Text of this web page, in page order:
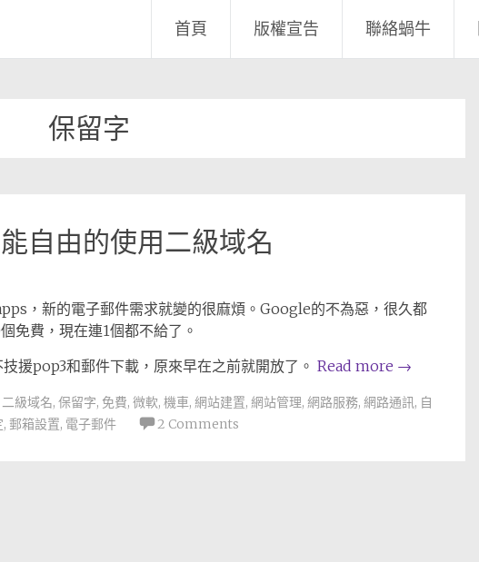
首頁 版權宣告 聯絡蝸牛
保留字
自由的使用二級域名
，新的電子郵件需求就變的很麻煩。Google的不為惡，很久都
免費，現在連1個都不給了。
援pop3和郵件下載，原來早在之前就開放了。 Read more →
二級域名, 保留字, 免費, 微軟, 機車, 網站建置, 網站管理, 網路服務, 網路通訊, 自
, 郵箱設置, 電子郵件 2 Comments